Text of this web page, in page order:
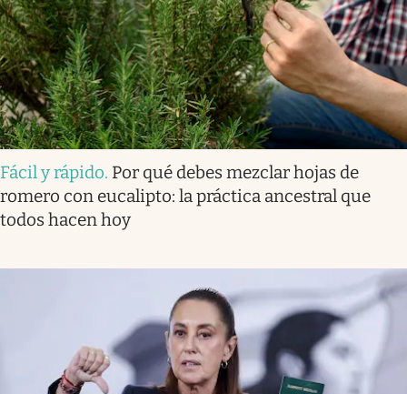
Fácil y rápido. Por qué debes mezclar hojas de
romero con eucalipto: la práctica ancestral que
todos hacen hoy